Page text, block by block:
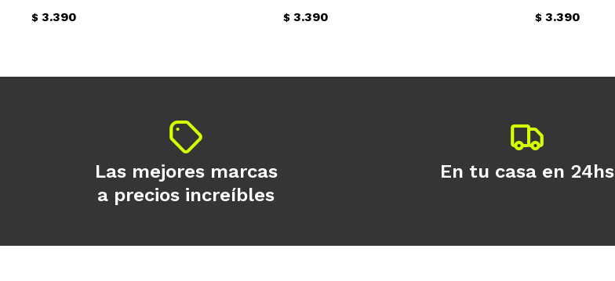
$ 3.390 $ 3.390 $ 3.390
Las mejores marcas
a precios increíbles
En tu casa en 24hs
Continuar